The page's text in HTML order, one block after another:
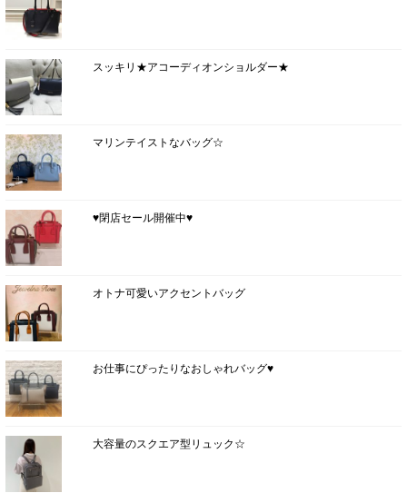
スッキリ★アコーディオンショルダー★
マリンテイストなバッグ☆
♥閉店セール開催中♥
オトナ可愛いアクセントバッグ
お仕事にぴったりなおしゃれバッグ♥
大容量のスクエア型リュック☆